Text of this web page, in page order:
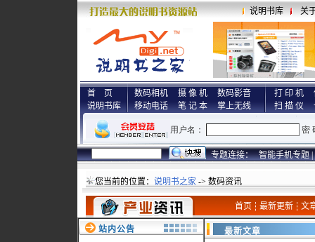
说明书库 关
首 页
说明书库
数码相机 摄 像 机
数码影音
移动电话
笔 记 本 掌上无线
打 印 机
扫 描 仪
专题连接： 智能手机专题 |
您当前的位置： 说明书之家 -> 数码资讯
首页 最新更新 文
站内公告
最新文章